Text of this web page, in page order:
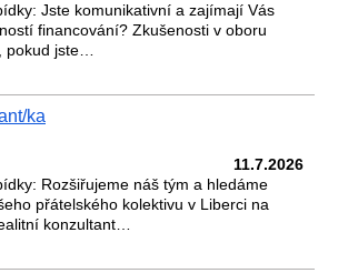
Jste komunikativní a zajímají Vás
financování? Zkušenosti v oboru
pokud jste…
ka
11.7.2026
Rozšiřujeme náš tým a hledáme
přátelského kolektivu v Liberci na
konzultant…